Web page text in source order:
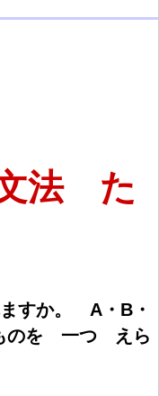
法 た
すか。 A・B・
のを 一つ えら